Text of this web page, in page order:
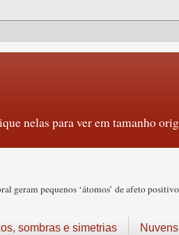
nelas para ver em tamanho
geram pequenos ‘átomos’ de afeto
sombras e simetrias Nuvens